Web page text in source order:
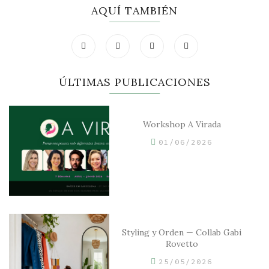
AQUÍ TAMBIÉN
ÚLTIMAS PUBLICACIONES
Workshop A Virada
01/06/2026
Styling y Orden — Collab Gabi
Rovetto
25/05/2026